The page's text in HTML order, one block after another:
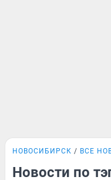
НОВОСИБИРСК ВСЕ
Новости по